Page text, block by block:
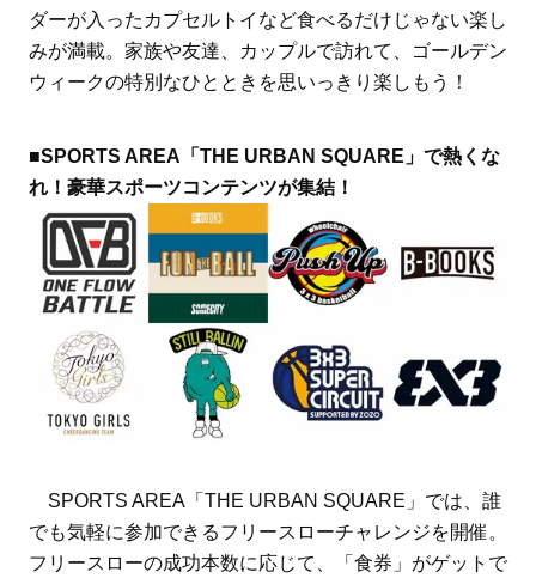
ダーが入ったカプセルトイなど食べるだけじゃない楽し
みが満載。家族や友達、カップルで訪れて、ゴールデン
ウィークの特別なひとときを思いっきり楽しもう！
■SPORTS AREA「THE URBAN SQUARE」で熱くな
れ！豪華スポーツコンテンツが集結！
SPORTS AREA「THE URBAN SQUARE」では、誰
でも気軽に参加できるフリースローチャレンジを開催。
フリースローの成功本数に応じて、「食券」がゲットで